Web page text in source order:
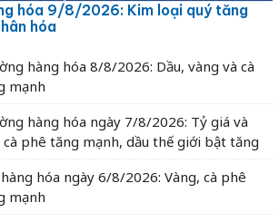
hóa 9/8/2026: Kim loại quý tăng
hóa
hàng hóa 8/8/2026: Dầu, vàng và cà
mạnh
hàng hóa ngày 7/8/2026: Tỷ giá và
cà phê tăng mạnh, dầu thế giới bật tăng
hóa ngày 6/8/2026: Vàng, cà phê
mạnh